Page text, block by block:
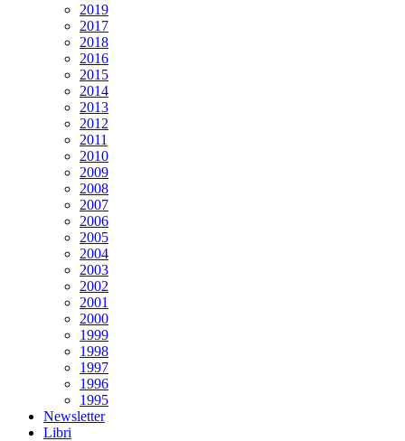
2019
2017
2018
2016
2015
2014
2013
2012
2011
2010
2009
2008
2007
2006
2005
2004
2003
2002
2001
2000
1999
1998
1997
1996
1995
Newsletter
Libri